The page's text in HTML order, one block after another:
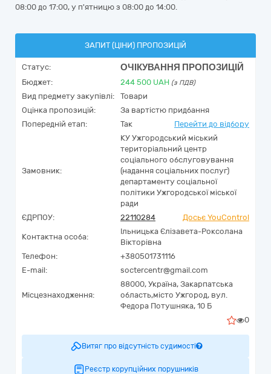
08:00 до 17:00, у п'ятницю з 08:00 до 14:00.
ЗАПИТ (ЦІНИ) ПРОПОЗИЦІЙ
Статус: ОЧІКУВАННЯ ПРОПОЗИЦІЙ
Бюджет: 244 500 UAH (з ПДВ)
Вид предмету закупівлі:
Товари
Оцінка пропозицій:
За вартістю придбання
Попередній етап:
Так Перейти до відбору
Замовник:
КУ Ужгородський міський
територіальний центр
соціального обслуговування
(надання соціальних послуг)
департаменту соціальної
політики Ужгородської міської
ради
ЄДРПОУ:
22110284 Досьє YouControl
Контактна особа:
Ільницька Єлізавета-Роксолана
Вікторівна
Телефон:
+380501731116
E-mail:
soctercentr@gmail.com
Місцезнаходження:
88000, Україна, Закарпатська
область,місто Ужгород, вул.
Федора Потушняка, 10 Б
0
Витяг про відсутність судимості
Реєстр корупційних порушників